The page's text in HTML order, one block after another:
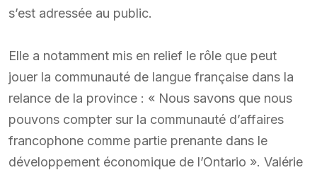
s’est adressée au public.
Elle a notamment mis en relief le rôle que peut
jouer la communauté de langue française dans la
relance de la province : « Nous savons que nous
pouvons compter sur la communauté d’affaires
francophone comme partie prenante dans le
développement économique de l’Ontario ». Valérie